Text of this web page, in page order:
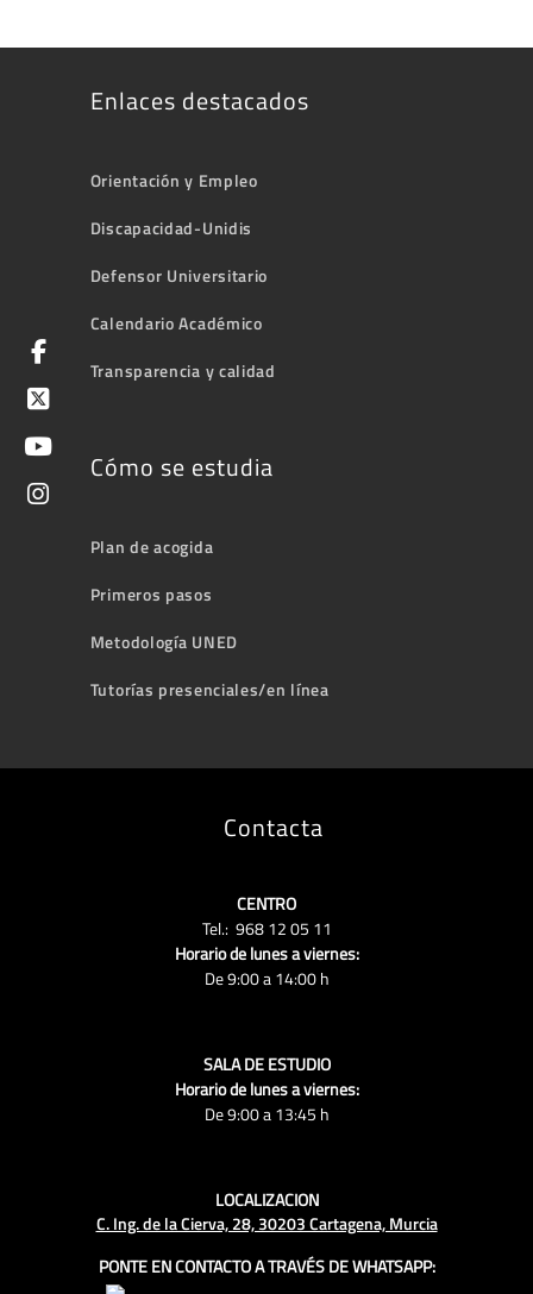
Enlaces destacados
Orientación y Empleo
Discapacidad-Unidis
Defensor Universitario
Calendario Académico
Transparencia y calidad
Cómo se estudia
Plan de acogida
Primeros pasos
Metodología UNED
Tutorías presenciales/en línea
Contacta
CENTRO
Tel.: 968 12 05 11
Horario de lunes a viernes:
De 9:00 a 14:00 h
SALA DE ESTUDIO
Horario de lunes a viernes:
De 9:00 a 13:45 h
LOCALIZACION
C. Ing. de la Cierva, 28, 30203 Cartagena, Murcia
PONTE EN CONTACTO A TRAVÉS DE WHATSAPP: